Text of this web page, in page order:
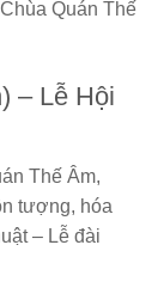
Quán Thế
– Lễ Hội
Thế Âm,
tượng, hóa
– Lễ đài